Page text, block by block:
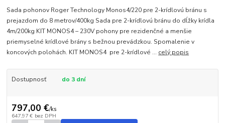
Sada pohonov Roger Technology Monos4/220 pre 2-krídlovú bránu s
prejazdom do 8 metrov/400kg Sada pre 2-krídlovú bránu do dĺžky krídla
4m/200kg KIT MONOS4 – 230V pohony pre rezidenčné a menšie
priemyselné krídlové brány s bežnou prevádzkou. Spomalenie v
koncových polohách. KIT MONOS4 pre 2-krídlové ... celý popis
Dostupnosť do 3 dní
797,00 €/ks
647,97 € bez DPH